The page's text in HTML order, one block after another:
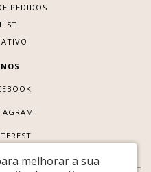
PEDIDOS
melhorar a sua